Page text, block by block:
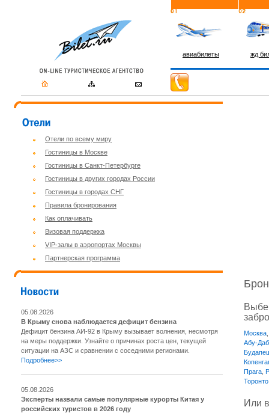
авиабилеты жд
Отели по всему миру
Гостиницы в Москве
Гостиницы в Санкт-Петербурге
Гостиницы в других городах России
Гостиницы в городах СНГ
Правила бронирования
Как оплачивать
Визовая поддержка
VIP-залы в аэропортах Москвы
Партнерская программа
05.08.2026
В Крыму снова наблюдается дефицит бензина
Дефицит бензина АИ-92 в Крыму вызывает волнения, несмотря
на меры поддержки. Узнайте о причинах роста цен, текущей
ситуации на АЗС и сравнении с соседними регионами.
Подробнее>>
05.08.2026
Эксперты назвали самые популярные курорты Китая у
российских туристов в 2026 году
Москва
Абу-
Прага
Торонто
Или